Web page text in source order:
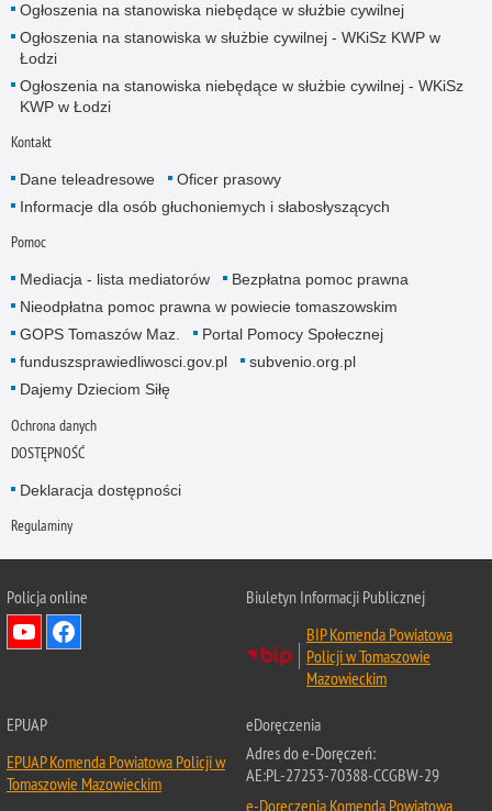
Ogłoszenia na stanowiska niebędące w służbie cywilnej
Ogłoszenia na stanowiska w służbie cywilnej - WKiSz KWP w
Łodzi
Ogłoszenia na stanowiska niebędące w służbie cywilnej - WKiSz
KWP w Łodzi
Kontakt
Dane teleadresowe
Oficer prasowy
Informacje dla osób głuchoniemych i słabosłyszących
Pomoc
Mediacja - lista mediatorów
Bezpłatna pomoc prawna
Nieodpłatna pomoc prawna w powiecie tomaszowskim
GOPS Tomaszów Maz.
Portal Pomocy Społecznej
funduszsprawiedliwosci.gov.pl
subvenio.org.pl
Dajemy Dzieciom Siłę
Ochrona danych
DOSTĘPNOŚĆ
Deklaracja dostępności
Regulaminy
Policja online
Biuletyn Informacji Publicznej
BIP Komenda Powiatowa
Policji w Tomaszowie
Mazowieckim
EPUAP
EPUAP Komenda Powiatowa Policji w
Tomaszowie Mazowieckim
eDoręczenia
Adres do e-Doręczeń:
AE:PL-27253-70388-CCGBW-29
e-Doręczenia Komenda Powiatowa